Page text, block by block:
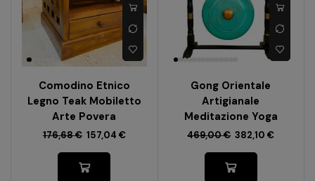
Comodino Etnico
Legno Teak Mobiletto
Arte Povera
176,68€ 157,04 €
Gong Orientale
Artigianale
Meditazione Yoga
469,00€ 382,10€